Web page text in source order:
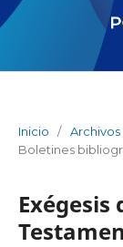
Inicio / Archivos
Boletines